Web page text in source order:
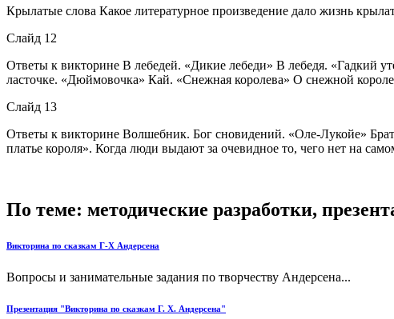
Крылатые слова Какое литературное произведение дало жизнь
Слайд 12
Ответы к викторине В лебедей. «Дикие лебеди» В лебедя. «Гадкий
ласточке. «Дюймовочка» Кай. «Снежная королева» О снежной
Слайд 13
Ответы к викторине Волшебник. Бог сновидений. «Оле-Лукойе»
платье короля». Когда люди выдают за очевидное то, чего нет на
По теме: методические разработки,
Викторина по сказкам Г-Х Андерсена
Вопросы и занимательные задания по творчеству Андерсена...
Презентация "Викторина по сказкам Г. Х. Андерсена"